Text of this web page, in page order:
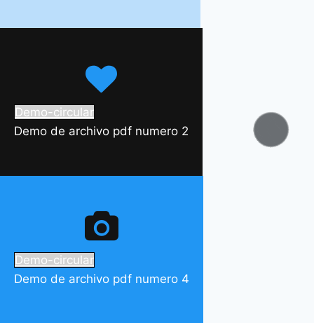
Demo-circular
Demo de archivo pdf numero 2
Demo-circular
Demo de archivo pdf numero 4